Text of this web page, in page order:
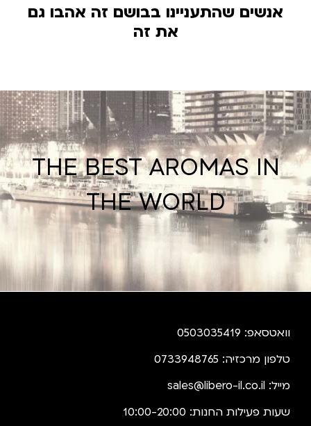
אנשים שהתעניינו בבושם זה אהבו גם
את זה
THE BEST AROMAS IN
THE WORLD
וואטסאפ: 0503035419
טלפון מרכזיה: 0733948765
מייל: sales@libero-il.co.il
שעות פעילות החנות: 10:00-20:00